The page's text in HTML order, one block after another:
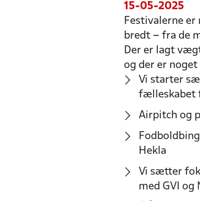
15-05-2025
Festivalerne
bredt – fra de
Der er lagt
og der er
Vi starter
fælleskabet
Airpitch og
Hekla
Vi sætter
med GVI og